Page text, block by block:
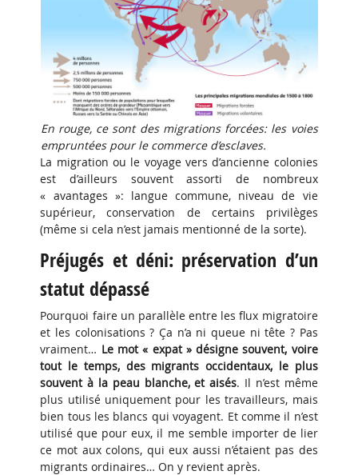
En rouge, ce sont des migrations forcées: les voies
empruntées pour le commerce d’esclaves.
La migration ou le voyage vers d’ancienne colonies
est d’ailleurs souvent assorti de nombreux
« avantages »: langue commune, niveau de vie
supérieur, conservation de certains privilèges
(même si cela n’est jamais mentionné de la sorte).
Préjugés et déni: préservation d’un
statut dépassé
Pourquoi faire un parallèle entre les flux migratoire
et les colonisations ? Ça n’a ni queue ni tête ? Pas
vraiment… Le mot « expat » désigne souvent, voire
tout le temps, des migrants occidentaux, le plus
souvent à la peau blanche, et aisés. Il n’est même
plus utilisé uniquement pour les travailleurs, mais
bien tous les blancs qui voyagent. Et comme il n’est
utilisé que pour eux, il me semble importer de lier
ce mot aux colons, qui eux aussi n’étaient pas des
migrants ordinaires… On y revient après.